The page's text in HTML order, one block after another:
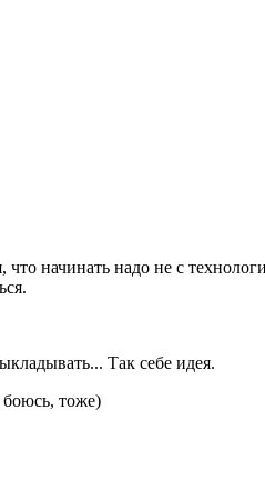
начинать надо не с
Так себе идея.
боюсь, тоже)